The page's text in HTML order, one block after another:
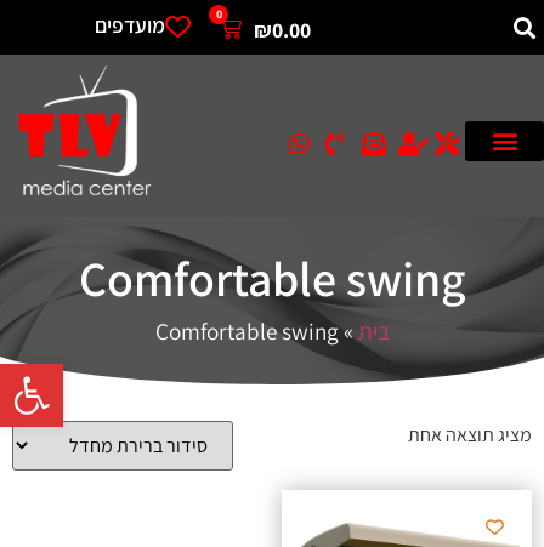
פתח
₪0.00
0 מועדפים
Comfortable swing
בית»
Comfortable swing
מציג תוצאה אחת